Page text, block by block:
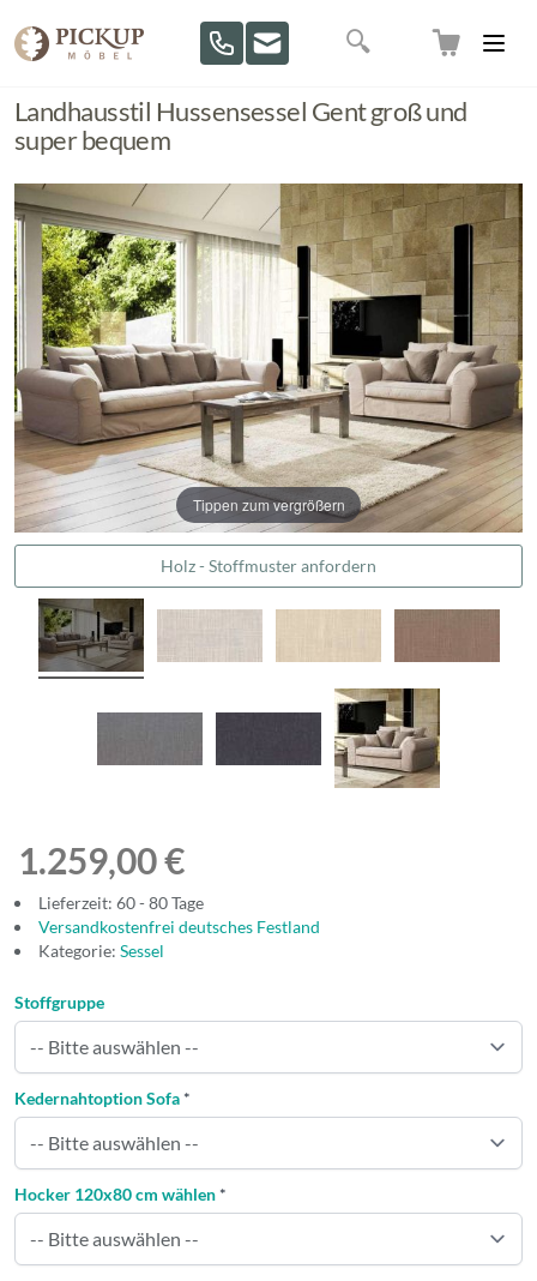
Suche
Landhausstil Hussensessel Gent groß und
super bequem
Tippen zum vergrößern
Holz - Stoffmuster anfordern
1.259,00 €
Lieferzeit: 60 - 80 Tage
Versandkostenfrei deutsches Festland
Kategorie: Sessel
Stoffgruppe
Kedernahtoption Sofa *
Hocker 120x80 cm wählen *